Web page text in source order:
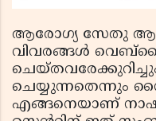
ആരോഗ്യ സേതു ആപ്പ്
വിവരങ്ങള്‍
ചെയ്യുന്നതെന്നും
എങ്ങനെയാണ്